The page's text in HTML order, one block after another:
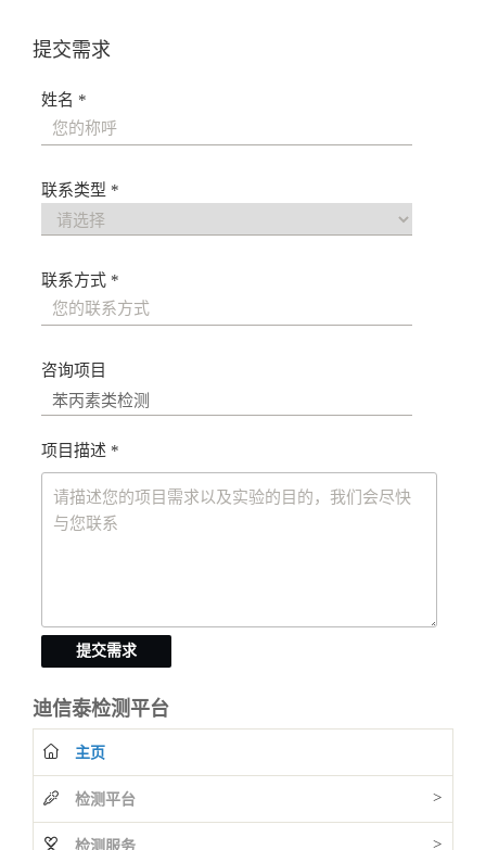
迪信泰检测平台
主页
检测平台 >
检测服务 >
提交需求
姓名 *
联系类型 *
联系方式 *
咨询项目
项目描述 *
提交需求